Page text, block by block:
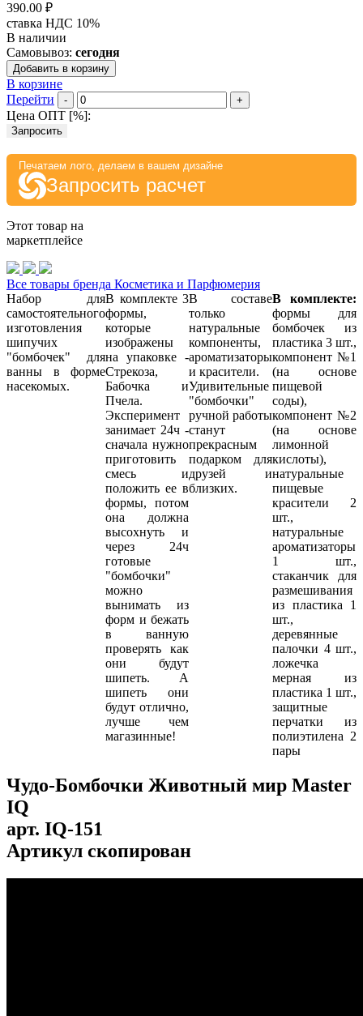
390.00 ₽
ставка НДС 10%
В наличии
Самовывоз: сегодня
Добавить в корзину
В корзине
Перейти
- +
Цена ОПТ [%]:
Запросить
Печатаем лого, делаем в вашем дизайне
Запросить расчет
Этот товар на
маркетплейсе
Все товары бренда Косметика и Парфюмерия
Набор для
самостоятельного
изготовления
шипучих
"бомбочек" для
ванны в форме
насекомых.
В комплекте 3
формы,
которые
изображены
на упаковке -
Стрекоза,
Бабочка и
Пчела.
Эксперимент
занимает 24ч -
сначала нужно
приготовить
смесь и
положить ее в
формы, потом
она должна
высохнуть и
через 24ч
готовые
"бомбочки"
можно
вынимать из
форм и бежать
в ванную
проверять как
они будут
шипеть. А
шипеть они
будут отлично,
лучше чем
магазинные!
В составе
только
натуральные
компоненты,
ароматизаторы
и красители.
Удивительные
"бомбочки"
ручной работы
станут
прекрасным
подарком для
друзей и
близких.
В комплекте:
формы для
бомбочек из
пластика 3 шт.,
компонент №1
(на основе
пищевой
соды),
компонент №2
(на основе
лимонной
кислоты),
натуральные
пищевые
красители 2
шт.,
натуральные
ароматизаторы
1 шт.,
стаканчик для
размешивания
из пластика 1
шт.,
деревянные
палочки 4 шт.,
ложечка
мерная из
пластика 1 шт.,
защитные
перчатки из
полиэтилена 2
пары
Чудо-Бомбочки Животный мир Master
IQ
арт. IQ-151
Артикул скопирован